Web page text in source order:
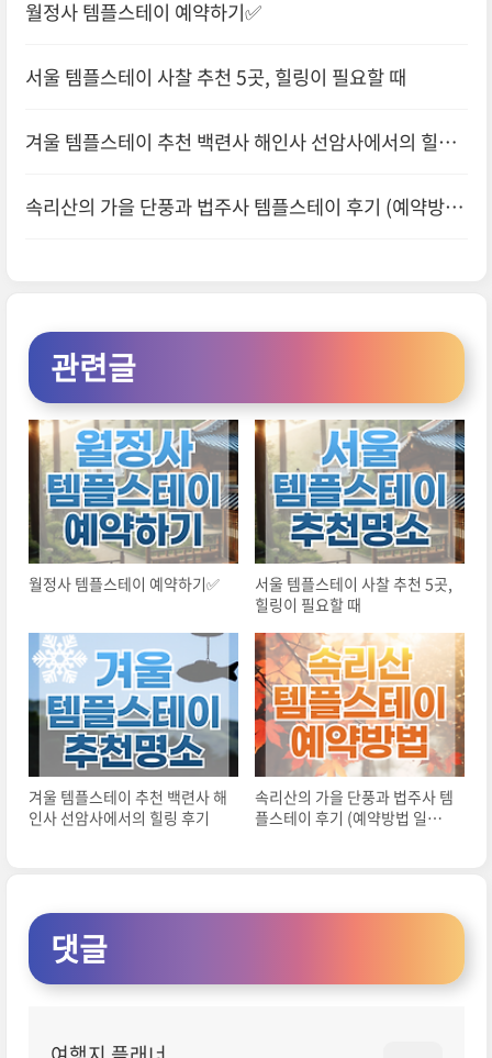
월정사 템플스테이 예약하기✅
서울 템플스테이 사찰 추천 5곳, 힐링이 필요할 때
겨울 템플스테이 추천 백련사 해인사 선암사에서의 힐링
속리산의 가을 단풍과 법주사 템플스테이 후기 (예약방법
관련글
월정사 템플스테이 예약하기✅
서울 템플스테이 사찰 추천 5곳,
힐링이 필요할 때
겨울 템플스테이 추천 백련사 해
인사 선암사에서의 힐링 후기
속리산의 가을 단풍과 법주사 템
플스테이 후기 (예약방법 일정
댓글